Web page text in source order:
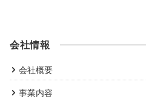
会社情報
会社概要
事業内容